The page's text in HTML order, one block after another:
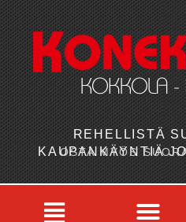
REHELLISTÄ
KAUPANKÄYNTIÄ
OSTA MYÖS